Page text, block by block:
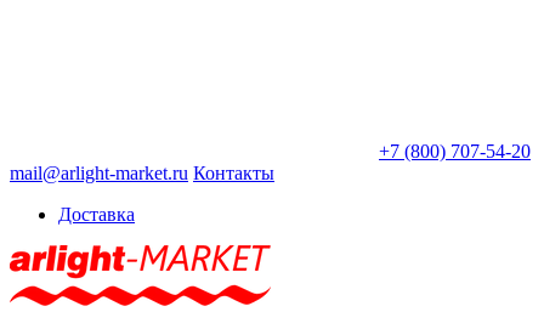
+7 (800) 707-54-20
mail@arlight-market.ru Контакты
Доставка